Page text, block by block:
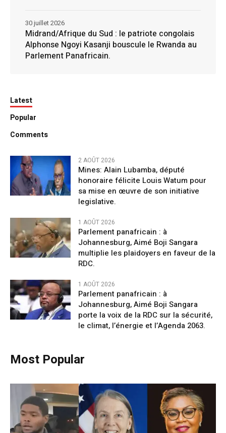
Midrand/Afrique du Sud : le patriote congolais
Alphonse Ngoyi Kasanji bouscule le Rwanda au
Parlement Panafricain.
30 juillet 2026
Latest
Popular
Comments
2 AOÛT 2026
Mines: Alain Lubamba, député
honoraire félicite Louis Watum pour
sa mise en œuvre de son initiative
legislative.
1 AOÛT 2026
Parlement panafricain : à
Johannesburg, Aimé Boji Sangara
multiplie les plaidoyers en faveur de la
RDC.
1 AOÛT 2026
Parlement panafricain : à
Johannesburg, Aimé Boji Sangara
porte la voix de la RDC sur la sécurité,
le climat, l’énergie et l’Agenda 2063.
Most Popular